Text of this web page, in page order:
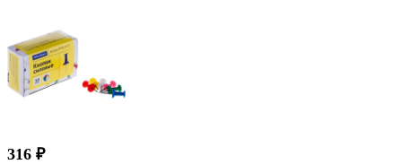
316 ₽